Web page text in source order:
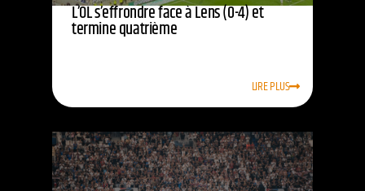
L’OL s’effrondre face à Lens (0-4) et
termine quatrième
LIRE PLUS